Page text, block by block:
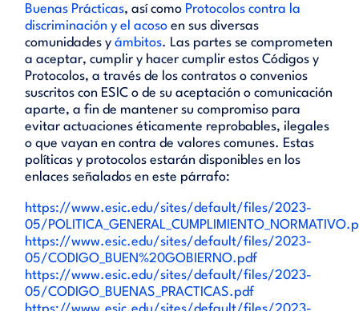
Buenas Prácticas, así como Protocolos contra la
discriminación y el acoso en sus diversas
comunidades yámbitos. Las partes se comprometen
a aceptar, cumplir y hacer cumplir estos Códigos y
Protocolos, a través de los contratos o convenios
suscritos con ESIC o de su aceptación o comunicación
aparte, a fin de mantener su compromiso para
evitar actuaciones éticamente reprobables, ilegales
o que vayan en contra de valores comunes. Estas
políticas y protocolos estarán disponibles en los
enlaces señalados en este párrafo:
https://www.esic.edu/sites/default/files/2023-
05/
https://www.esic.edu/sites/default/files/2023-
05/CODIGO_BUEN%20GOBIERNO.pdf
https://www.esic.edu/sites/default/files/2023-
05/CODIGO_BUENAS_PRACTICAS.pdf